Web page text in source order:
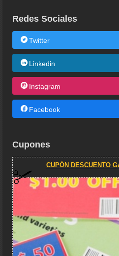
Redes Sociales
Twitter
Linkedin
Instagram
Facebook
Cupones
CUPÓN DESCUENTO